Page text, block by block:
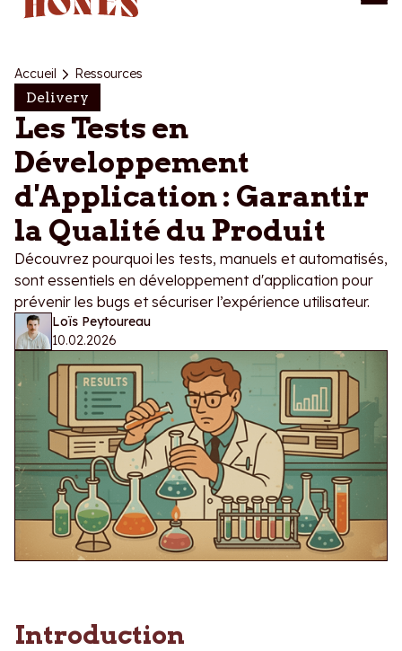
Accueil Ressources
Delivery
Les Tests en
Développement
d'Application : Garantir
la Qualité du Produit
Découvrez pourquoi les tests, manuels et automatisés,
sont essentiels en développement d'application pour
prévenir les bugs et sécuriser l’expérience utilisateur.
Loïs Peytoureau
10.02.2026
Introduction